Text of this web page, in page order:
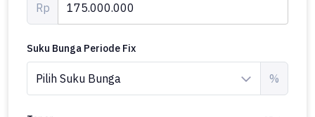
Rp
Suku Bunga Periode Fix
%